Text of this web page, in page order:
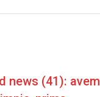
news (41): avem